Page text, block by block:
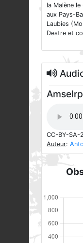
la Malène
aux Pays-
Laubies
Destre et
CC-BY-SA-
Auteur: